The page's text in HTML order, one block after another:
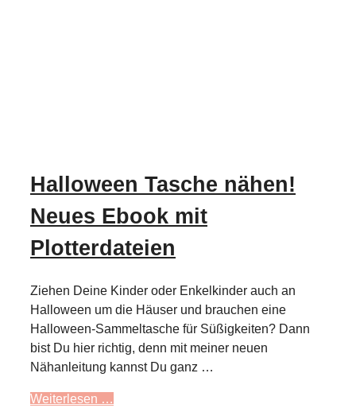
Halloween Tasche nähen!
Neues Ebook mit
Plotterdateien
Ziehen Deine Kinder oder Enkelkinder auch an
Halloween um die Häuser und brauchen eine
Halloween-Sammeltasche für Süßigkeiten? Dann
bist Du hier richtig, denn mit meiner neuen
Nähanleitung kannst Du ganz …
Weiterlesen …